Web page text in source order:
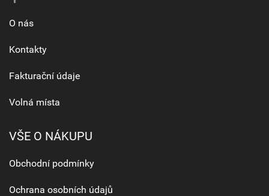
O nás
Kontakty
Fakturační údaje
Volná místa
VŠE O NÁKUPU
Obchodní podmínky
Ochrana osobních údajů